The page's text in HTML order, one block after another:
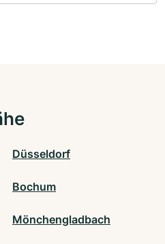
Düsseldorf
Bochum
Mönchengladbach